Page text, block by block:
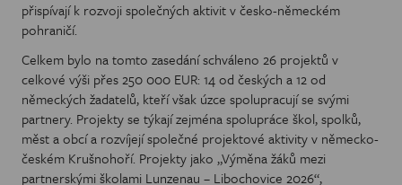
přispívají k rozvoji společných aktivit v česko-německém
pohraničí.
Celkem bylo na tomto zasedání schváleno 26 projektů v
celkové výši přes 250 000 EUR: 14 od českých a 12 od
německých žadatelů, kteří však úzce spolupracují se svými
partnery. Projekty se týkají zejména spolupráce škol, spolků,
měst a obcí a rozvíjejí společné projektové aktivity v německo-
českém Krušnohoří. Projekty jako „Výměna žáků mezi
partnerskými školami Lunzenau – Libochovice 2026“,